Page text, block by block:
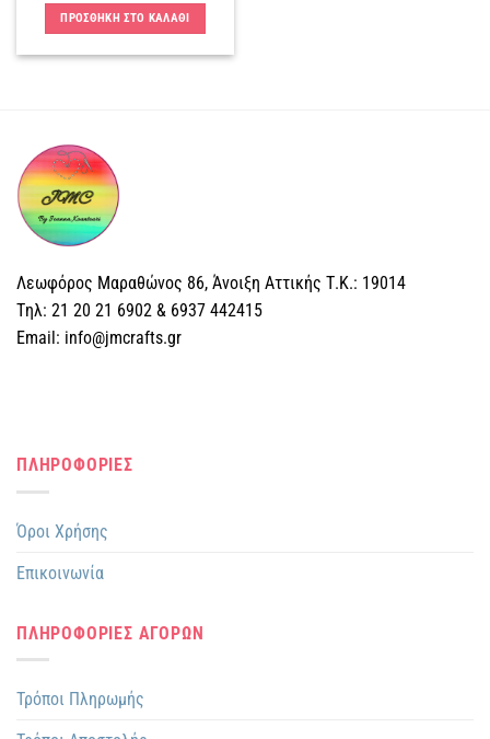
ΠΡΟΣΘΗΚΗ ΣΤΟ ΚΑΛΑΘΙ
Λεωφόρος Μαραθώνος 86, Άνοιξη Αττικής Τ.Κ.: 19014
Tηλ: 21 20 21 6902 & 6937 442415
Email: info@jmcrafts.gr
ΠΛΗΡΟΦΟΡΙΕΣ
Όροι Χρήσης
Επικοινωνία
ΠΛΗΡΟΦΟΡΙΕΣ ΑΓΟΡΩΝ
Τρόποι Πληρωμής